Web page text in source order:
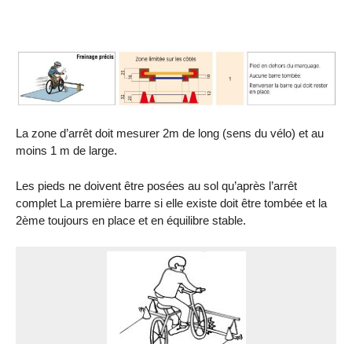
La zone d’arrêt doit mesurer 2m de long (sens du vélo) et au
moins 1 m de large.
Les pieds ne doivent être posées au sol qu’après l’arrêt
complet La première barre si elle existe doit être tombée et la
2ème toujours en place et en équilibre stable.